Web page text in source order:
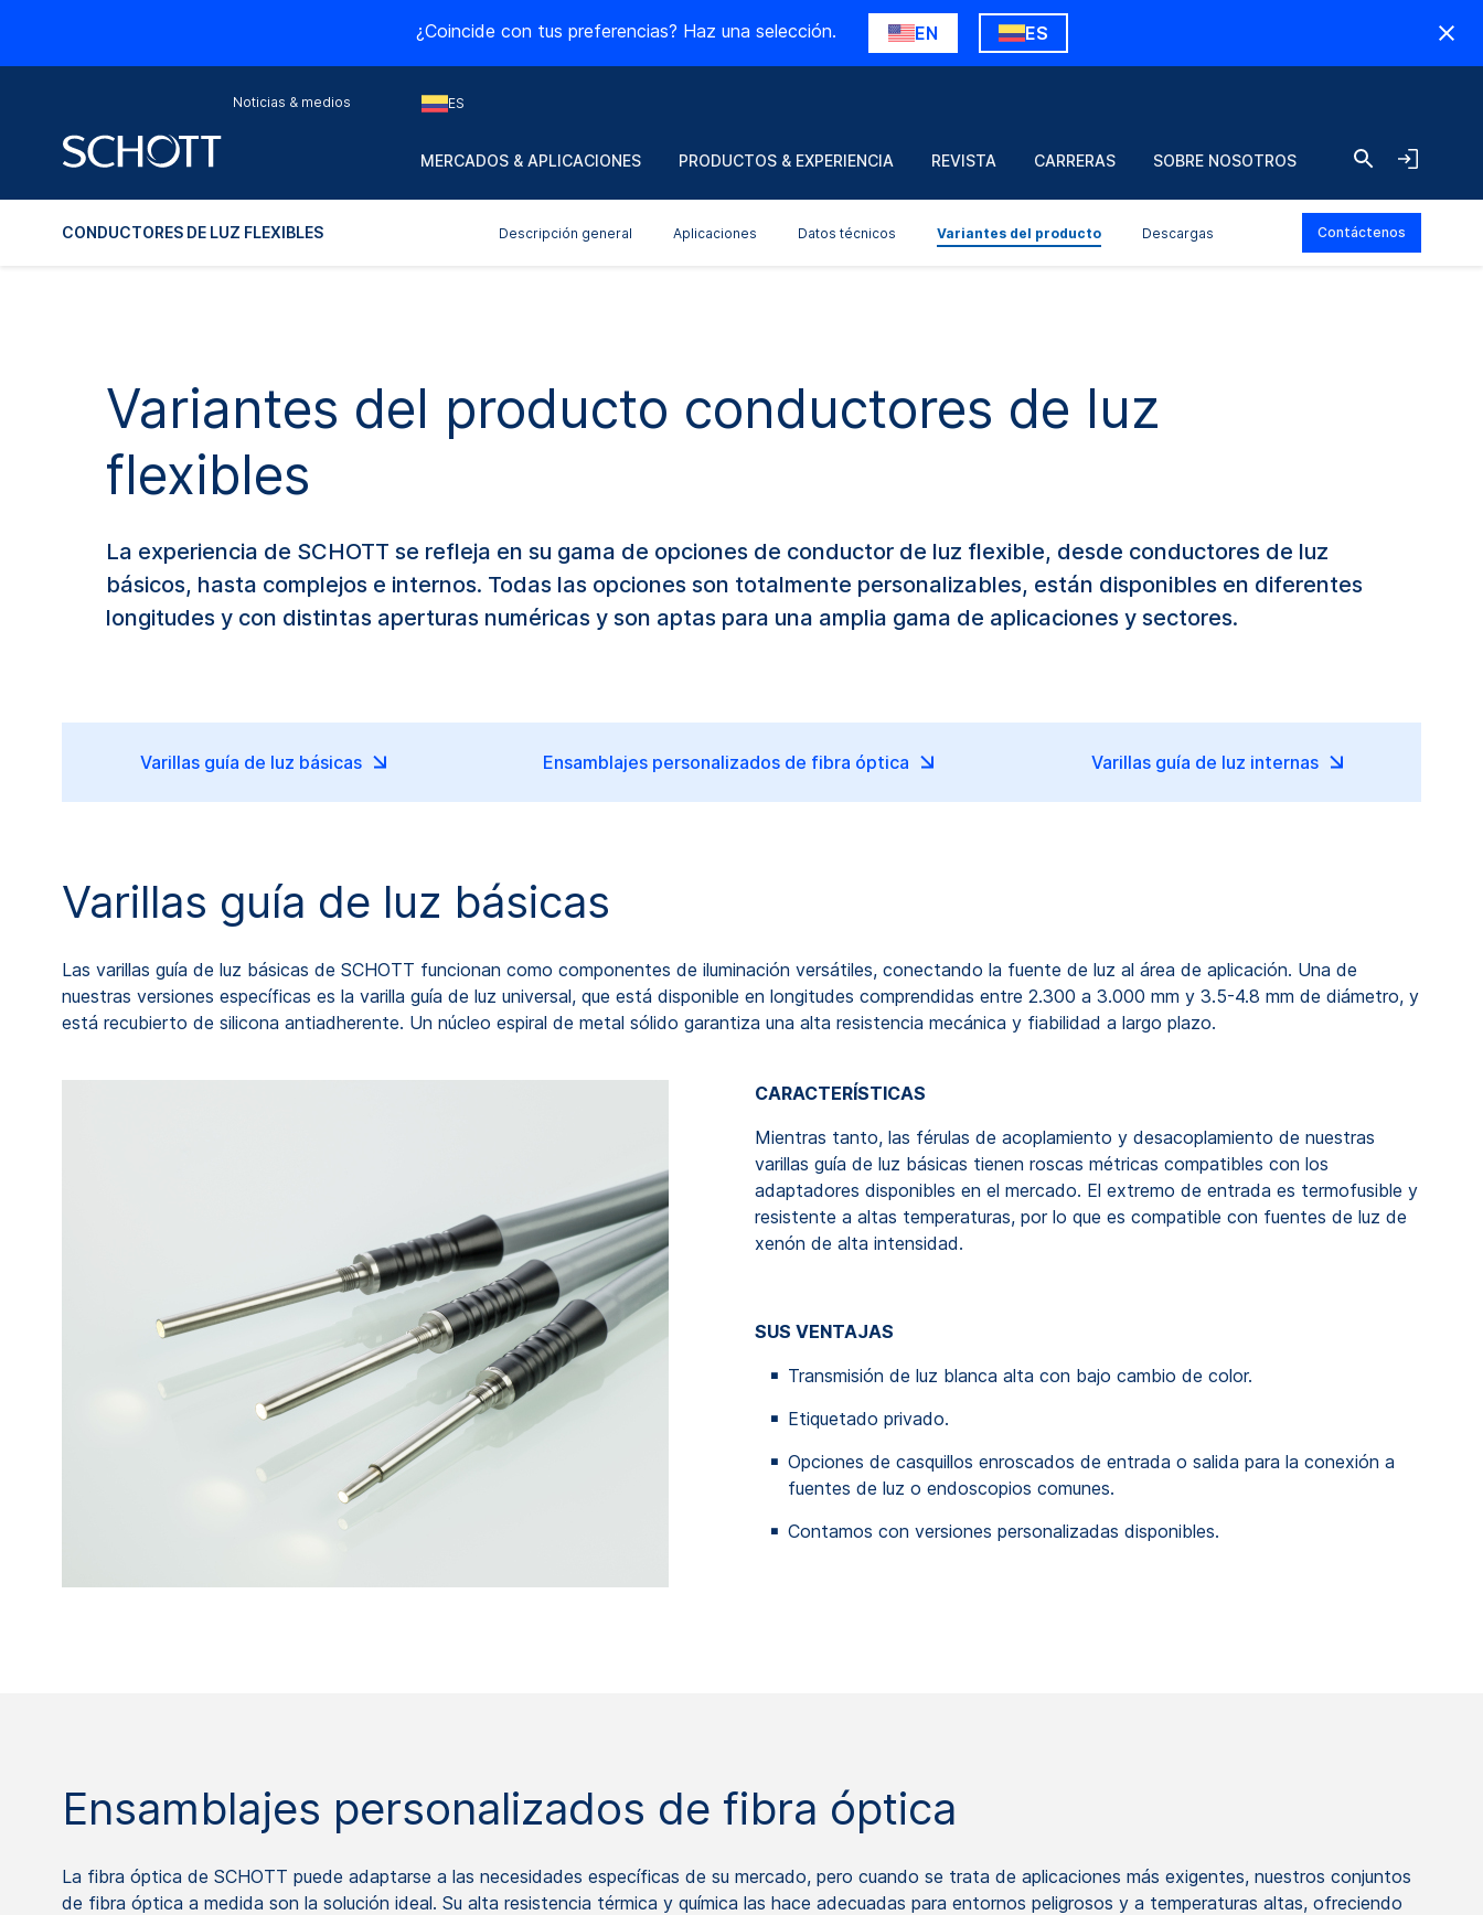
¿Coincide con tus preferencias? Haz una selección. EN ES
Noticias & medios ES
MERCADOS & APLICACIONES PRODUCTOS & EXPERIENCIA REVISTA CARRERAS SOBRE NOSOTROS
CONDUCTORES DE LUZ FLEXIBLES Descripción general Aplicaciones Datos técnicos Variantes del producto Descargas Contáctenos
Variantes del producto conductores de luz
flexibles
La experiencia de SCHOTT se refleja en su gama de opciones de conductor de luz flexible, desde conductores de luz
básicos, hasta complejos e internos. Todas las opciones son totalmente personalizables, están disponibles en diferentes
longitudes y con distintas aperturas numéricas y son aptas para una amplia gama de aplicaciones y sectores.
Varillas guía de luz básicas Ensamblajes personalizados de fibra óptica Varillas guía de luz internas
Varillas guía de luz básicas
Las varillas guía de luz básicas de SCHOTT funcionan como componentes de iluminación versátiles, conectando la fuente de luz al área de aplicación. Una de
nuestras versiones específicas es la varilla guía de luz universal, que está disponible en longitudes comprendidas entre 2.300 a 3.000 mm y 3.5-4.8 mm de diámetro, y
está recubierto de silicona antiadherente. Un núcleo espiral de metal sólido garantiza una alta resistencia mecánica y fiabilidad a largo plazo.
CARACTERÍSTICAS
Mientras tanto, las férulas de acoplamiento y desacoplamiento de nuestras
varillas guía de luz básicas tienen roscas métricas compatibles con los
adaptadores disponibles en el mercado. El extremo de entrada es termofusible y
resistente a altas temperaturas, por lo que es compatible con fuentes de luz de
xenón de alta intensidad.
SUS VENTAJAS
Transmisión de luz blanca alta con bajo cambio de color.
Etiquetado privado.
Opciones de casquillos enroscados de entrada o salida para la conexión a
fuentes de luz o endoscopios comunes.
Contamos con versiones personalizadas disponibles.
Ensamblajes personalizados de fibra óptica
La fibra óptica de SCHOTT puede adaptarse a las necesidades específicas de su mercado, pero cuando se trata de aplicaciones más exigentes, nuestros conjuntos
de fibra óptica a medida son la solución ideal. Su alta resistencia térmica y química las hace adecuadas para entornos peligrosos y a temperaturas altas, ofreciendo